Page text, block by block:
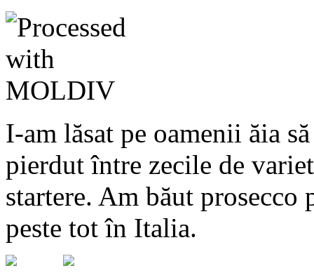
I-am lăsat pe oamenii ăia
pierdut între zecile de
startere. Am băut prosecco
peste tot în Italia.